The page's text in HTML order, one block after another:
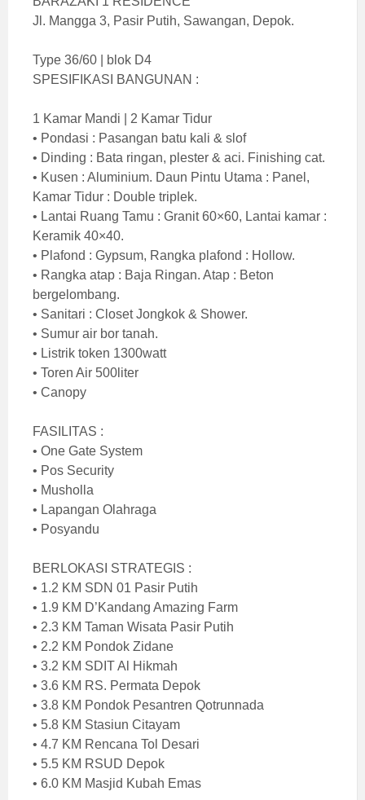
Jl. Mangga 3, Pasir Putih, Sawangan, Depok.
Type 36/60 | blok D4
SPESIFIKASI BANGUNAN :
1 Kamar Mandi | 2 Kamar Tidur
• Pondasi : Pasangan batu kali & slof
• Dinding : Bata ringan, plester & aci. Finishing cat.
• Kusen : Aluminium. Daun Pintu Utama : Panel,
Kamar Tidur : Double triplek.
• Lantai Ruang Tamu : Granit 60×60, Lantai kamar :
Keramik 40×40.
• Plafond : Gypsum, Rangka plafond : Hollow.
• Rangka atap : Baja Ringan. Atap : Beton
bergelombang.
• Sanitari : Closet Jongkok & Shower.
• Sumur air bor tanah.
• Listrik token 1300watt
• Toren Air 500liter
• Canopy
FASILITAS :
• One Gate System
• Pos Security
• Musholla
• Lapangan Olahraga
• Posyandu
BERLOKASI STRATEGIS :
• 1.2 KM SDN 01 Pasir Putih
• 1.9 KM D’Kandang Amazing Farm
• 2.3 KM Taman Wisata Pasir Putih
• 2.2 KM Pondok Zidane
• 3.2 KM SDIT Al Hikmah
• 3.6 KM RS. Permata Depok
• 3.8 KM Pondok Pesantren Qotrunnada
• 5.8 KM Stasiun Citayam
• 4.7 KM Rencana Tol Desari
• 5.5 KM RSUD Depok
• 6.0 KM Masjid Kubah Emas